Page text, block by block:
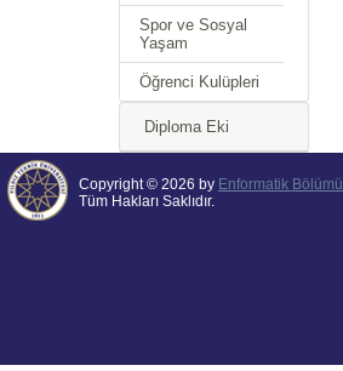
Spor ve Sosyal
Yaşam
Öğrenci Kulüpleri
Diploma Eki
Copyright © 2026 by Enformatik Bölümü
Tüm Hakları Saklıdır.